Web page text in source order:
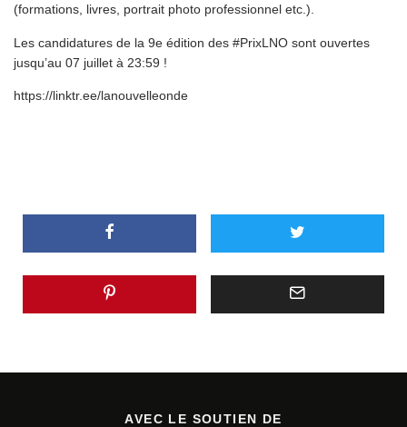
(formations, livres, portrait photo professionnel etc.).
Les candidatures de la 9e édition des #PrixLNO sont ouvertes
jusqu’au 07 juillet à 23:59 !
https://linktr.ee/lanouvelleonde
AVEC LE SOUTIEN DE